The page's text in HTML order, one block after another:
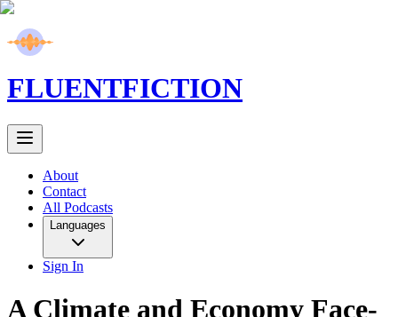
FLUENTFICTION
About
Contact
All Podcasts
Languages
Sign In
A Climate and Economy Face-